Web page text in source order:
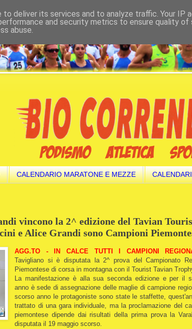
CALENDARIO MARATONE E MEZZE
vincono la 2^ edizione del Tavian
e Alice Grandi sono Campioni
AGG.TO - IN CALCE TUTTI I CAMPIONI
Tavigliano si è disputata la 2^ prova del Campionato
Piemontese di corsa in montagna con il Tourist Tavian
La manifestazione è alla sua seconda edizione e per il
anno è sede di assegnazione delle maglie di campione
scorso anno le protagoniste sono state le staffette,
trattato di una gara individuale, ma la proclamazione del
piemontese dipende dai risultati della prima prova la
disputata il 19 maggio scorso.
deliver its services and to analyze traffic. Your IP
and security metrics to ensure quality of
abuse.